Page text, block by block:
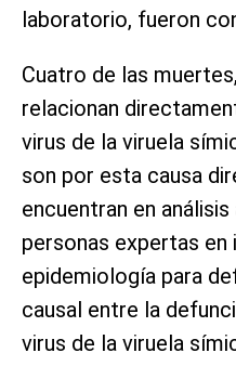
laboratorio, fueron
Cuatro de las
relacionan
virus de la viruela
son por esta causa
encuentran en
personas expertas
epidemiología para
causal entre la
virus de la viruela